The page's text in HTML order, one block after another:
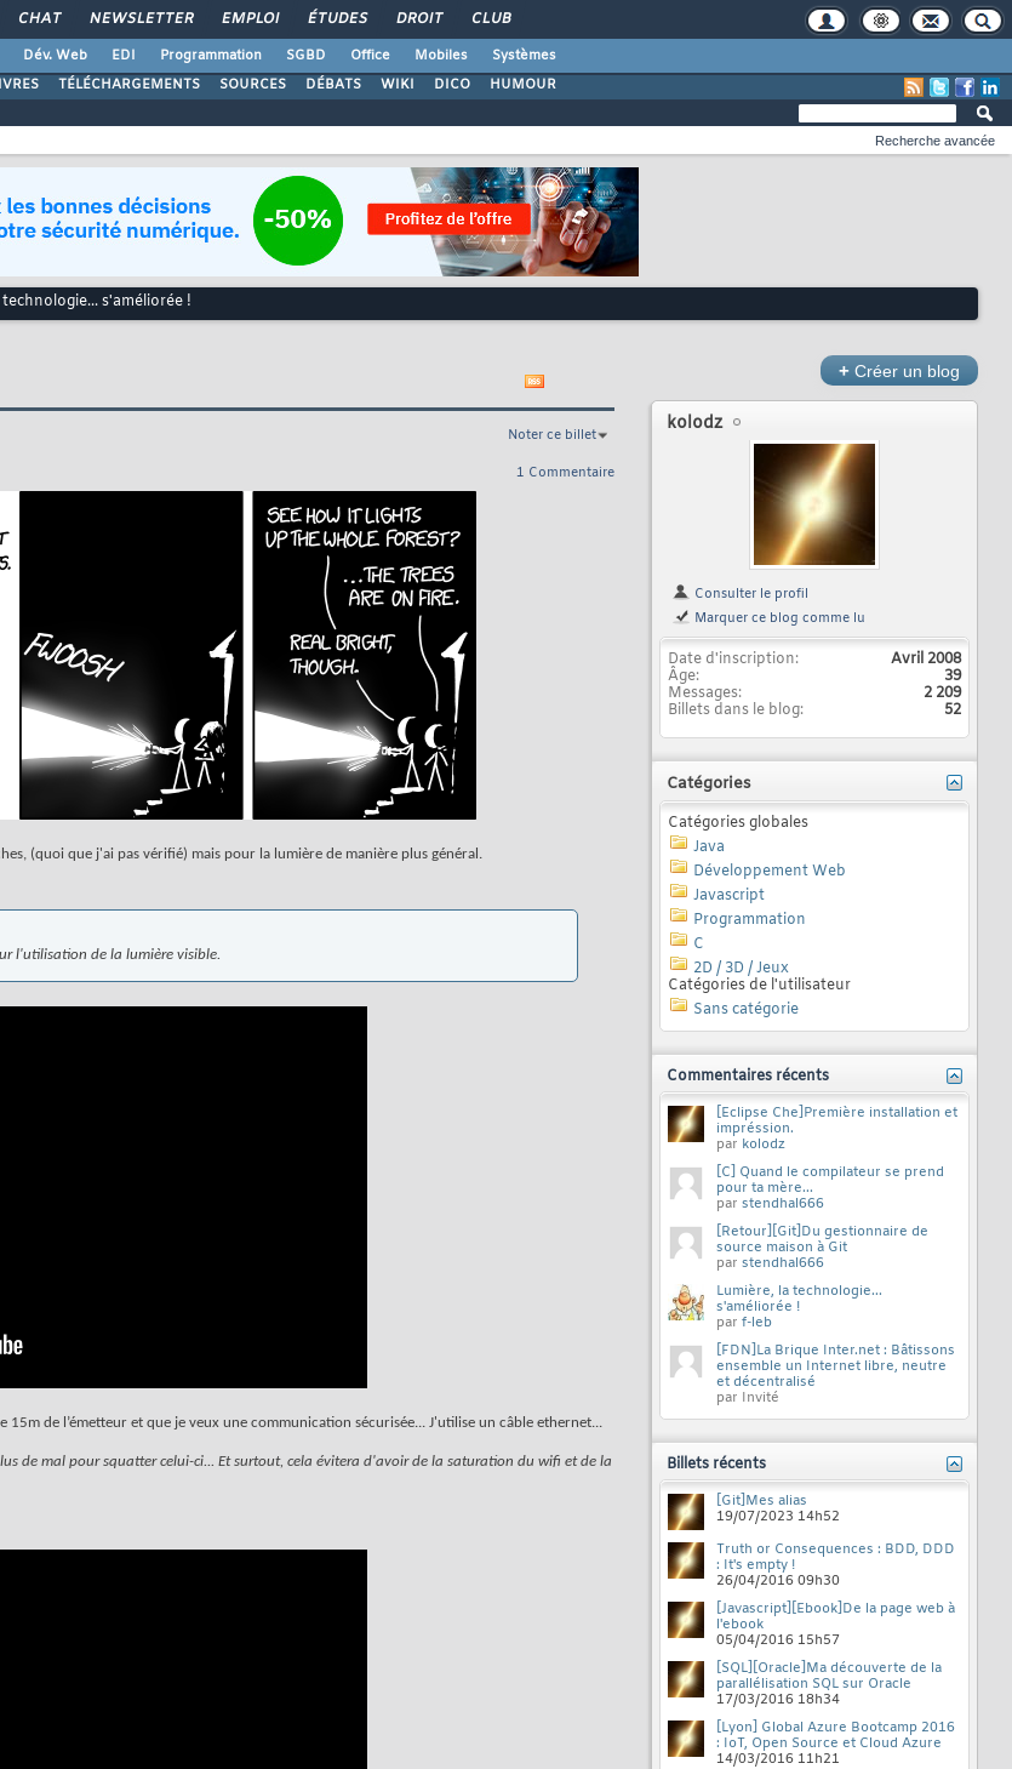
CHAT NEWSLETTER EMPLOI ÉTUDES DROIT CLUB
Dév. Web EDI Programmation SGBD Office Mobiles
Systèmes
TÉLÉCHARGEMENTS SOURCES DÉBATS WIKI DICO HUMOUR
Recherche avancée
s'améliorée !
Noter ce billet
1 Commentaire
(quoi que j'ai pas vérifié) mais pour la lumière de manière plus général.
l'utilisation de la lumière visible.
de l’émetteur et que je veux une communication sécurisée... J'utilise un câble ethernet...
de mal pour squatter celui-ci... Et surtout, cela évitera d'avoir de la saturation du wifi et de la
+ Créer un blog
kolodz
Consulter le profil
Marquer ce blog comme lu
Date d'inscription
Avril 2008
Âge
39
Messages
2 209
Billets dans le blog
52
Catégories
Catégories globales
Java
Développement Web
Javascript
Programmation
C
2D / 3D / Jeux
Catégories de l'utilisateur
Sans catégorie
Commentaires récents
[Eclipse Che]Première installation et
impréssion.
par kolodz
[C] Quand le compilateur se prend
pour ta mère...
par stendhal666
[Retour][Git]Du gestionnaire de
source maison à Git
par stendhal666
Lumière, la technologie...
s'améliorée !
par f-leb
[FDN]La Brique Inter.net : Bâtissons
ensemble un Internet libre, neutre
et décentralisé
par Invité
Billets récents
[Git]Mes alias
19/07/2023 14h52
Truth or Consequences : BDD, DDD
: It's empty !
26/04/2016 09h30
[Javascript][Ebook]De la page web à
l'ebook
05/04/2016 15h57
[SQL][Oracle]Ma découverte de la
parallélisation SQL sur Oracle
17/03/2016 18h34
[Lyon] Global Azure Bootcamp 2016
: IoT, Open Source et Cloud Azure
14/03/2016 11h21